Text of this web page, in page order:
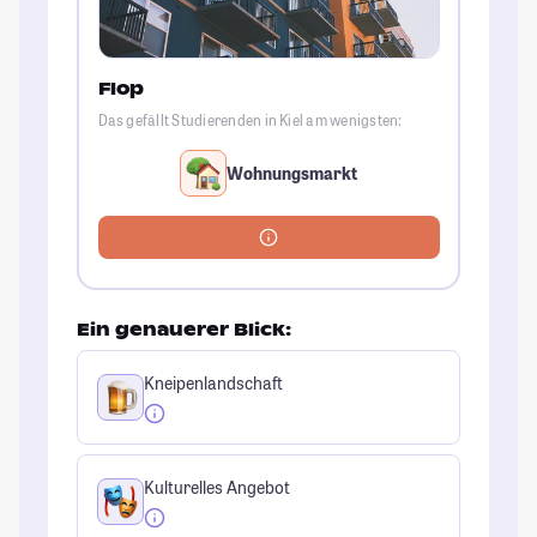
Flop
Das gefällt Studierenden in Kiel am wenigsten:
Wohnungsmarkt
Ein genauerer Blick:
Kneipenlandschaft
Kulturelles Angebot